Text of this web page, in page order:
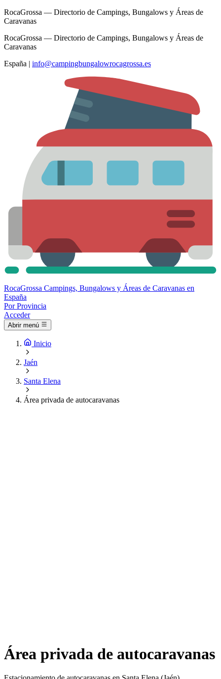
RocaGrossa — Directorio de Campings, Bungalows y Áreas de
Caravanas
RocaGrossa — Directorio de Campings, Bungalows y Áreas de
Caravanas
España | info@campingbungalowrocagrossa.es
RocaGrossa Campings, Bungalows y Áreas de Caravanas en
España
Por Provincia
Acceder
Abrir menú
Inicio
Jaén
Santa Elena
Área privada de autocaravanas
Área privada de autocaravanas